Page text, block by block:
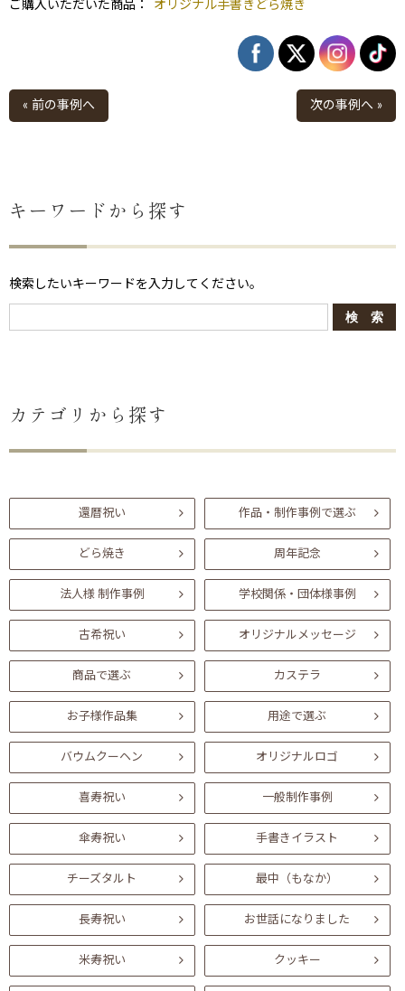
ご購入いただいた商品： オリジナル手書きどら焼き
« 前の事例へ 次の事例へ »
キーワードから探す
検索したいキーワードを入力してください。
カテゴリから探す
還暦祝い 作品・制作事例で選ぶ
どら焼き 周年記念
法人様 制作事例 学校関係・団体様事例
古希祝い オリジナルメッセージ
商品で選ぶ カステラ
お子様作品集 用途で選ぶ
バウムクーヘン オリジナルロゴ
喜寿祝い 一般制作事例
傘寿祝い 手書きイラスト
チーズタルト 最中（もなか）
長寿祝い お世話になりました
米寿祝い クッキー